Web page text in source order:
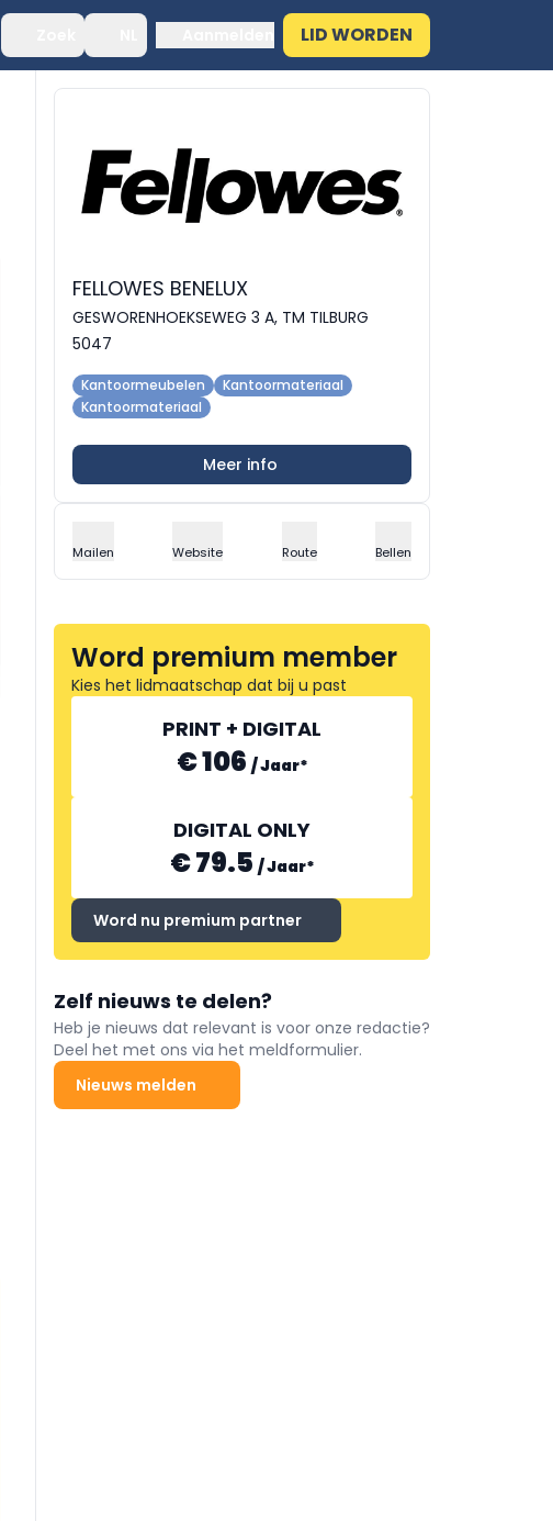
LID WORDEN
FELLOWES BENELUX
GESWORENHOEKSEWEG 3 A, TM TILBURG
5047
Kantoormeubelen
Kantoormateriaal
Kantoormateriaal
Meer info
Mailen Website Route Bellen
Word premium member
Kies het lidmaatschap dat bij u past
PRINT + DIGITAL
€ 106 /Jaar*
DIGITAL ONLY
€ 79.5 /Jaar*
Word nu premium partner
Zelf nieuws te delen?
Heb je nieuws dat relevant is voor onze redactie?
Deel het met ons via het meldformulier.
Nieuws melden